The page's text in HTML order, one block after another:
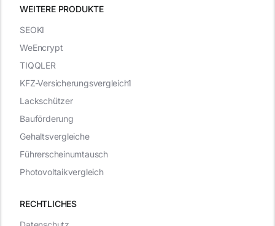
WEITERE PRODUKTE
RECHTLICHES
SEOKI
WeEncrypt
TIQQLER
KFZ-Versicherungsvergleich1
Lackschützer
Bauförderung
Gehaltsvergleiche
Führerscheinumtausch
Photovoltaikvergleich